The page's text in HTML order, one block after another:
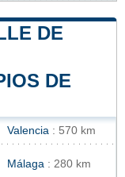
DE
DE
Valencia : 570 km
Málaga : 280 km